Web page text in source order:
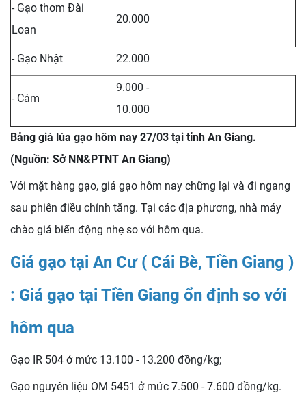
- Gạo thơm Đài
Loan
20.000
- Gạo Nhật 22.000
- Cám
9.000 -
10.000
Bảng giá lúa gạo hôm nay 27/03 tại tỉnh An Giang.
(Nguồn: Sở NN&PTNT An Giang)
Với mặt hàng gạo, giá gạo hôm nay chững lại và đi ngang
sau phiên điều chỉnh tăng. Tại các địa phương, nhà máy
chào giá biến động nhẹ so với hôm qua.
Giá gạo tại An Cư ( Cái Bè, Tiền Giang )
: Giá gạo tại Tiền Giang ổn định so với
hôm qua
Gạo IR 504 ở mức 13.100 - 13.200 đồng/kg;
Gạo nguyên liệu OM 5451 ở mức 7.500 - 7.600 đồng/kg.